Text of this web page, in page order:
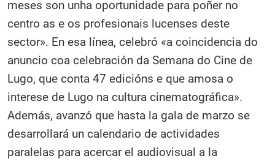
meses son unha oportunidade para poñer no
centro as e os profesionais lucenses deste
sector». En esa línea, celebró «a coincidencia do
anuncio coa celebración da Semana do Cine de
Lugo, que conta 47 edicións e que amosa o
interese de Lugo na cultura cinematográfica».
Además, avanzó que hasta la gala de marzo se
desarrollará un calendario de actividades
paralelas para acercar el audiovisual a la